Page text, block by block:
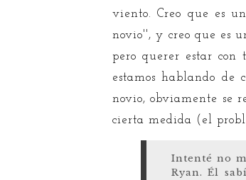
viento. Creo que es
novio'', y creo que es
pero querer estar con
estamos hablando
novio, obviamente se
cierta medida (el
Intenté no
Ryan. Él